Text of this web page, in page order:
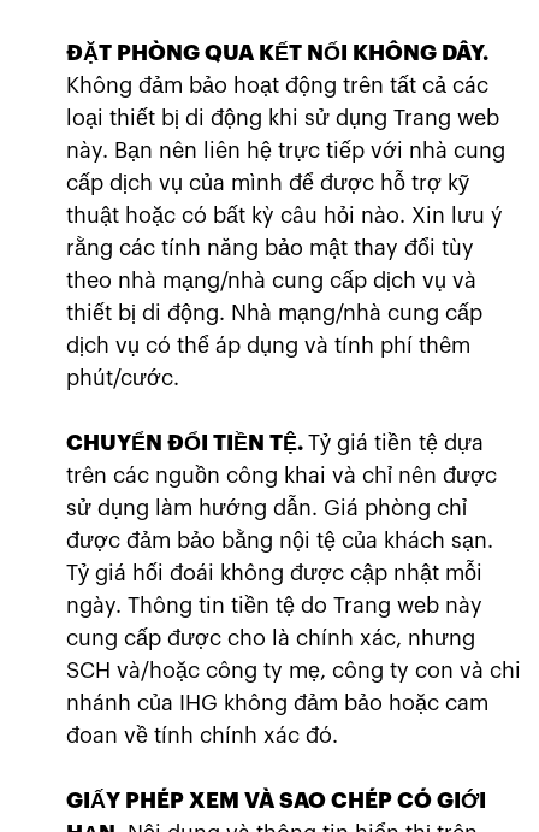
ĐẶT PHÒNG QUA KẾT NỐI KHÔNG DÂY.
Không đảm bảo hoạt động trên tất cả các
loại thiết bị di động khi sử dụng Trang web
này. Bạn nên liên hệ trực tiếp với nhà cung
cấp dịch vụ của mình để được hỗ trợ kỹ
thuật hoặc có bất kỳ câu hỏi nào. Xin lưu ý
rằng các tính năng bảo mật thay đổi tùy
theo nhà mạng/nhà cung cấp dịch vụ và
thiết bị di động. Nhà mạng/nhà cung cấp
dịch vụ có thể áp dụng và tính phí thêm
phút/cước.
CHUYỂN ĐỔI TIỀN TỆ. Tỷ giá tiền tệ dựa
trên các nguồn công khai và chỉ nên được
sử dụng làm hướng dẫn. Giá phòng chỉ
được đảm bảo bằng nội tệ của khách sạn.
Tỷ giá hối đoái không được cập nhật mỗi
ngày. Thông tin tiền tệ do Trang web này
cung cấp được cho là chính xác, nhưng
SCH và/hoặc công ty mẹ, công ty con và chi
nhánh của IHG không đảm bảo hoặc cam
đoan về tính chính xác đó.
GIẤY PHÉP XEM VÀ SAO CHÉP CÓ GIỚI